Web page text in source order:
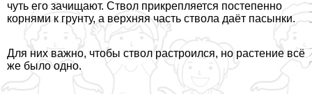
чуть его зачищают. Ствол прикрепляется постепенно
корнями к грунту, а верхняя часть ствола даёт пасынки.
Для них важно, чтобы ствол растроился, но растение всё
же было одно.